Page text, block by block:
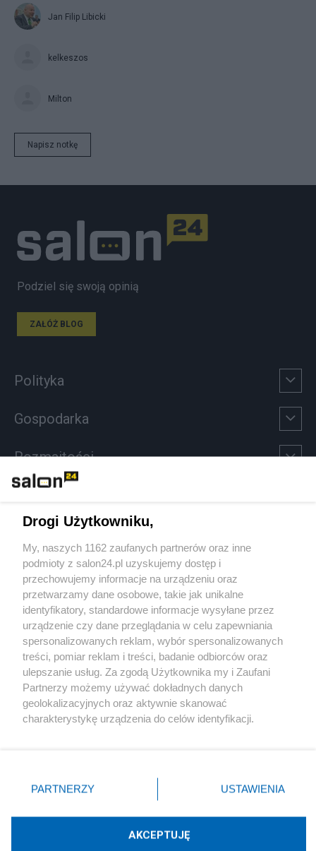
Jan Filip Libicki
kelkeszos
Milton
Napisz notkę
Podziel się swoją opinią
ZAŁÓŻ BLOG
Polityka
Gospodarka
Rozmaitości
Sport
Społeczeństwo
Kultura
X Facebook Instagram Youtube
Drogi Użytkowniku,
My, naszych 1162 zaufanych partnerów oraz inne
podmioty z salon24.pl uzyskujemy dostęp i
przechowujemy informacje na urządzeniu oraz
przetwarzamy dane osobowe, takie jak unikalne
identyfikatory, standardowe informacje wysyłane przez
urządzenie czy dane przeglądania w celu zapewniania
spersonalizowanych reklam, wybór spersonalizowanych
treści, pomiar reklam i treści, badanie odbiorców oraz
ulepszanie usług. Za zgodą Użytkownika my i Zaufani
Partnerzy możemy używać dokładnych danych
geolokalizacyjnych oraz aktywnie skanować
charakterystykę urządzenia do celów identyfikacji.
zmienić/wycofać klikając przycisk ustawień prywatności
znajdujący się w lewym dolnym rogu strony
rodzaje przetwarzania danych nie wymagają zgody
użytkownika, ale masz prawo sprzeciwić się takiemu
przetwarzaniu. Preferencje będą miały zastosowania tylko
PARTNERZY USTAWIENIA
AKCEPTUJĘ